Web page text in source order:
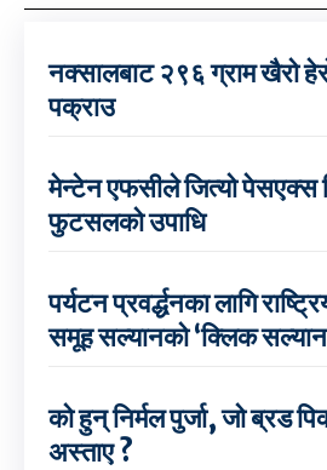
नक्सालबाट २९६ ग्राम खैरो
पक्राउ
मेन्टेन एफसीले जित्यो पेसएक्स
फुटसलको उपाधि
पर्यटन प्रवर्द्धनका लागि
समूह सल्यानको ‘क्लिक
को हुन् निर्मल पुर्जा, जो ब्रड
अस्ताए ?